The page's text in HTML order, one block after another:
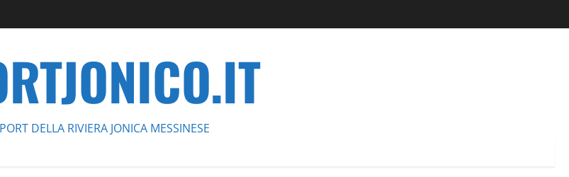
DELLA RIVIERA JONICA MESSINESE